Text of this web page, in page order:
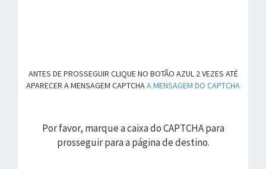
ANTES DE PROSSEGUIR CLIQUE NO BOTÃO AZUL 2 VEZES ATÉ
APARECER A MENSAGEM CAPTCHAA MENSAGEM DO CAPTCHA
Por favor, marque a caixa do CAPTCHA para
prosseguir para a página de destino.